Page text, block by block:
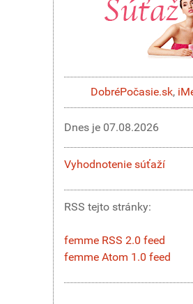
DobréPočasie.sk,
Dnes je 07.08.2026
Vyhodnotenie súťaží
RSS tejto stránky:
femme RSS 2.0 feed
femme Atom 1.0 feed